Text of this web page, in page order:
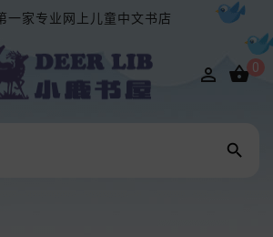
一家专业网上儿童中文书店
 0
